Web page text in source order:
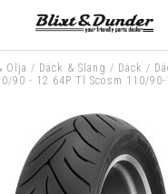
Olja / Däck & Slang / Däck /
90 - 12 64P Tl Scosm 110/90-